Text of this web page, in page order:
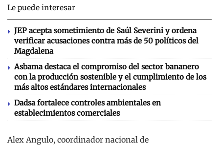
Le puede interesar
JEP acepta sometimiento de Saúl Severini y ordena
verificar acusaciones contra más de 50 políticos del
Magdalena
Asbama destaca el compromiso del sector bananero
con la producción sostenible y el cumplimiento de los
más altos estándares internacionales
Dadsa fortalece controles ambientales en
establecimientos comerciales
Alex Angulo, coordinador nacional de